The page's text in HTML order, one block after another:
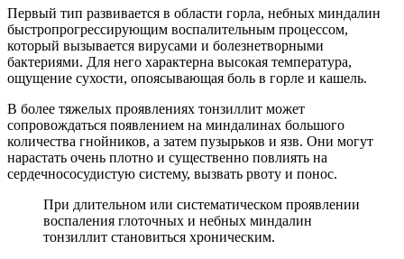
Первый тип развивается в области горла, небных миндалин
быстропрогрессирующим воспалительным процессом,
который вызывается вирусами и болезнетворными
бактериями. Для него характерна высокая температура,
ощущение сухости, опоясывающая боль в горле и кашель.
В более тяжелых проявлениях тонзиллит может
сопровождаться появлением на миндалинах большого
количества гнойников, а затем пузырьков и язв. Они могут
нарастать очень плотно и существенно повлиять на
сердечнососудистую систему, вызвать рвоту и понос.
При длительном или систематическом проявлении
воспаления глоточных и небных миндалин
тонзиллит становиться хроническим.